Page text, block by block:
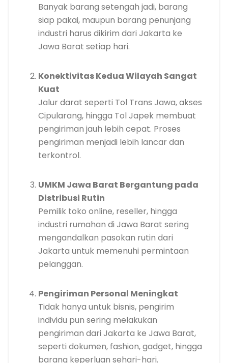
Banyak barang setengah jadi, barang
siap pakai, maupun barang penunjang
industri harus dikirim dari Jakarta ke
Jawa Barat setiap hari.
Konektivitas Kedua Wilayah Sangat
Kuat
Jalur darat seperti Tol Trans Jawa, akses
Cipularang, hingga Tol Japek membuat
pengiriman jauh lebih cepat. Proses
pengiriman menjadi lebih lancar dan
terkontrol.
UMKM Jawa Barat Bergantung pada
Distribusi Rutin
Pemilik toko online, reseller, hingga
industri rumahan di Jawa Barat sering
mengandalkan pasokan rutin dari
Jakarta untuk memenuhi permintaan
pelanggan.
Pengiriman Personal Meningkat
Tidak hanya untuk bisnis, pengirim
individu pun sering melakukan
pengiriman dari Jakarta ke Jawa Barat,
seperti dokumen, fashion, gadget, hingga
barang keperluan sehari-hari.